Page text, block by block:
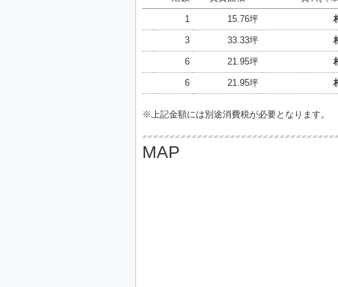
1 15.76坪
3 33.33坪
6 21.95坪
6 21.95坪
※上記金額には別途消費税が必要となります。
MAP